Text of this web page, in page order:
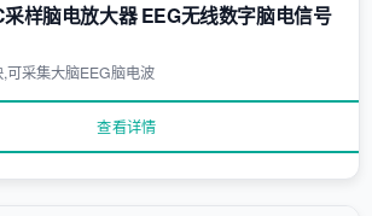
样脑电放大器 EEG无线数字脑电信号
可采集大脑EEG脑电波
查看详情